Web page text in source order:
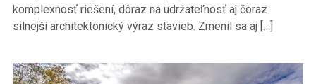
komplexnosť riešení, dôraz na udržateľnosť aj čoraz
silnejší architektonický výraz stavieb. Zmenil sa aj […]